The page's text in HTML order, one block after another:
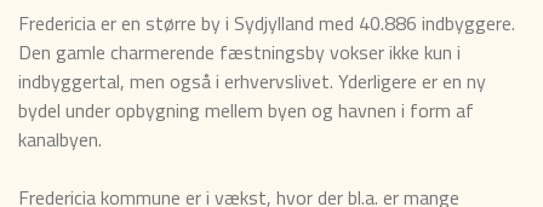
Fredericia er en større by i Sydjylland med 40.886 indbyggere.
Den gamle charmerende fæstningsby vokser ikke kun i
indbyggertal, men også i erhvervslivet. Yderligere er en ny
bydel under opbygning mellem byen og havnen i form af
kanalbyen.
Fredericia kommune er i vækst, hvor der bl.a. er mange